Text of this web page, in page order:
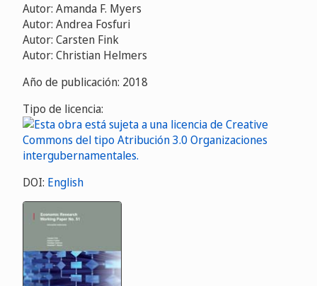
Autor: Amanda F. Myers
Autor: Andrea Fosfuri
Autor: Carsten Fink
Autor: Christian Helmers
Año de publicación: 2018
Tipo de licencia:
DOI: English